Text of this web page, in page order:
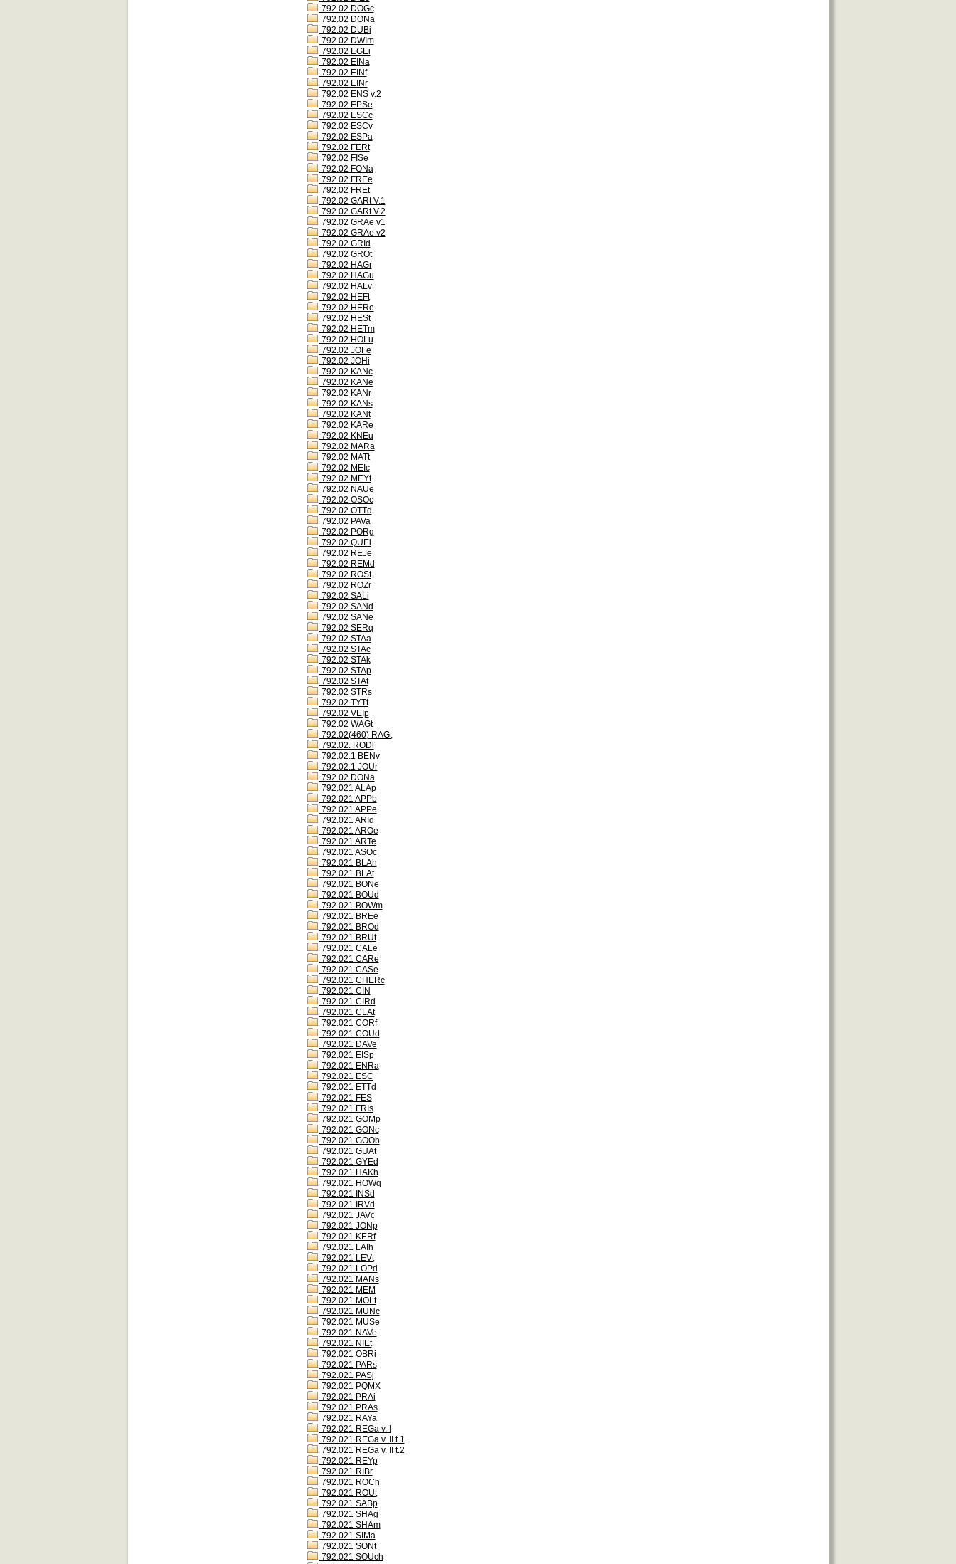
792.02 DOGc
792.02 DONa
792.02 DUBi
792.02 DWIm
792.02 EGEi
792.02 EINa
792.02 EINf
792.02 EINr
792.02 ENS v.2
792.02 EPSe
792.02 ESCc
792.02 ESCv
792.02 ESPa
792.02 FERt
792.02 FISe
792.02 FONa
792.02 FREe
792.02 FREt
792.02 GARt V.1
792.02 GARt V.2
792.02 GRAe v1
792.02 GRAe v2
792.02 GRId
792.02 GROt
792.02 HAGr
792.02 HAGu
792.02 HALv
792.02 HEFt
792.02 HERe
792.02 HESt
792.02 HETm
792.02 HOLu
792.02 JOFe
792.02 JOHi
792.02 KANc
792.02 KANe
792.02 KANr
792.02 KANs
792.02 KANt
792.02 KARe
792.02 KNEu
792.02 MARa
792.02 MATt
792.02 MEIc
792.02 MEYt
792.02 NAUe
792.02 OSOc
792.02 OTTd
792.02 PAVa
792.02 PORg
792.02 QUEi
792.02 REJe
792.02 REMd
792.02 ROSt
792.02 ROZr
792.02 SALi
792.02 SANd
792.02 SANe
792.02 SERq
792.02 STAa
792.02 STAc
792.02 STAk
792.02 STAp
792.02 STAt
792.02 STRs
792.02 TYTt
792.02 VEIp
792.02 WAGt
792.02(460) RAGt
792.02. RODl
792.02.1 BENv
792.02.1 JOUr
792.02.DONa
792.021 ALAp
792.021 APPb
792.021 APPe
792.021 ARId
792.021 AROe
792.021 ARTe
792.021 ASOc
792.021 BLAh
792.021 BLAt
792.021 BONe
792.021 BOUd
792.021 BOWm
792.021 BREe
792.021 BROd
792.021 BRUt
792.021 CALe
792.021 CARe
792.021 CASe
792.021 CHERc
792.021 CIN
792.021 CIRd
792.021 CLAt
792.021 CORf
792.021 COUd
792.021 DAVe
792.021 EISp
792.021 ENRa
792.021 ESC
792.021 ETTd
792.021 FES
792.021 FRIs
792.021 GOMp
792.021 GONc
792.021 GOOb
792.021 GUAt
792.021 GYEd
792.021 HAKh
792.021 HOWq
792.021 INSd
792.021 IRVd
792.021 JAVc
792.021 JONp
792.021 KERf
792.021 LAIh
792.021 LEVt
792.021 LOPd
792.021 MANs
792.021 MEM
792.021 MOLt
792.021 MUNc
792.021 MUSe
792.021 NAVe
792.021 NIEt
792.021 OBRi
792.021 PARs
792.021 PASj
792.021 PQMX
792.021 PRAi
792.021 PRAs
792.021 RAYa
792.021 REGa v. I
792.021 REGa v. II t.1
792.021 REGa v. II t.2
792.021 REYp
792.021 RIBr
792.021 ROCh
792.021 ROUt
792.021 SABp
792.021 SHAg
792.021 SHAm
792.021 SIMa
792.021 SONt
792.021 SOUch